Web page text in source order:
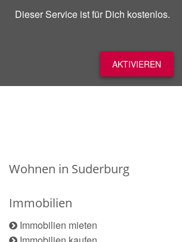
Dieser Service ist für Dich kostenlos.
AKTIVIEREN
Wohnen in Suderburg
Immobilien
Immobilien mieten